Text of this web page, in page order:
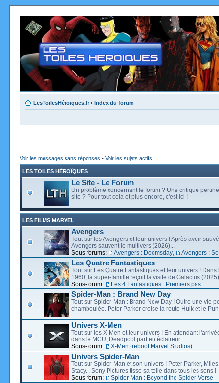
LesToilesHéroïques.fr ‹ Index du forum
Voir les messages sans réponses • Voir les sujets actifs
LES TOILES HÉROÏQUES
Le Site - Le Forum
Un problème concernant le forum ? Une critique
site ? Pour tout cela et plus encore, c'est ici !
LES FILMS MARVEL
Avengers
Tout sur les Avengers et leur univers ! Après avoir
Avengers sauvent le multivers (2026)...
Sous-forums:
Avengers : Doomsday Avengers :
Les Quatre Fantastiques
Tout sur Les Quatre Fantastiques et leur univers ! Dans
1960, la super-famille reçoit la visite de Galactus
Sous-forum:
Les 4 Fantastiques : Premiers pas
Spider-Man : Brand New Day
Tout sur Spider-Man : Brand New Day ! Outre une vie
chamboulée, Peter Parker croise la route Hulk et le
Univers X-Men
Tout sur les X-Men et leur univers ! En attendant
dans le MCU, Deadpool part en éclaireur...
Sous-forum:
X-Men (reboot Marvel Studios)
Univers Spider-Man
Tout sur Spider-Man et son univers ! Peter Parker,
Stacy... Sony Pictures tisse sa toile dans tous les sens !
Sous-forum:
Spider-Man : Beyond the Spider-Verse